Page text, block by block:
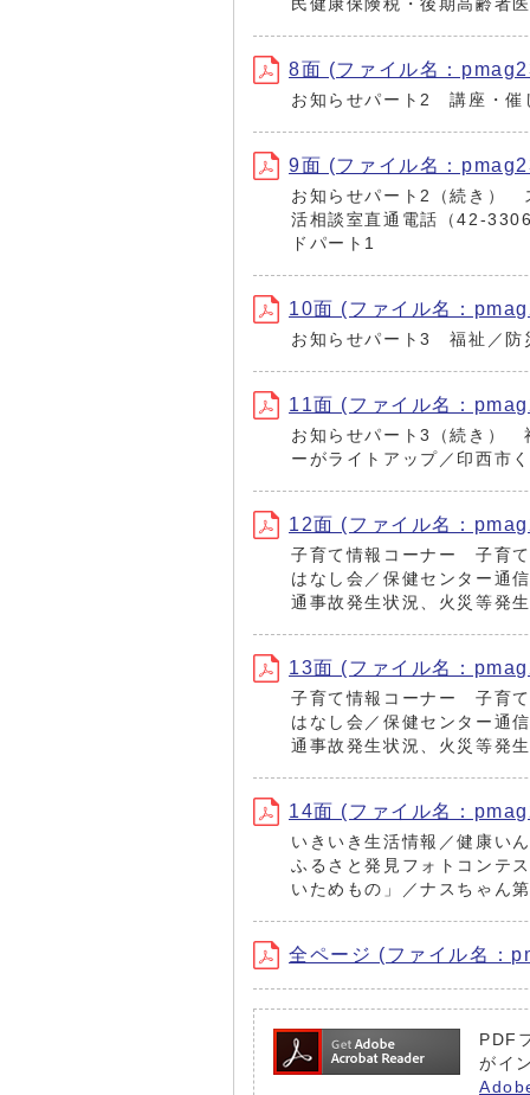
民健康保険税・後期高齢者
8面 (ファイル名：
お知らせパート2 講座・催
9面 (ファイル名：
お知らせパート2（続き）
活相談室直通電話（
ドパート1
10面 (ファイル名：
お知らせパート3 福祉／防
11面 (ファイル名：
お知らせパート3（続き）
ーがライトアップ／印西市
12面 (ファイル名：
子育て情報コーナー 子育て
はなし会／保健センター通
通事故発生状況、火災等発
13面 (ファイル名：
子育て情報コーナー 子育て
はなし会／保健センター通
通事故発生状況、火災等発
14面 (ファイル名：
いきいき生活情報／健康い
ふるさと発見フォトコンテ
いためもの」／ナスちゃん
全ページ (ファイル名：
PDF
がイ